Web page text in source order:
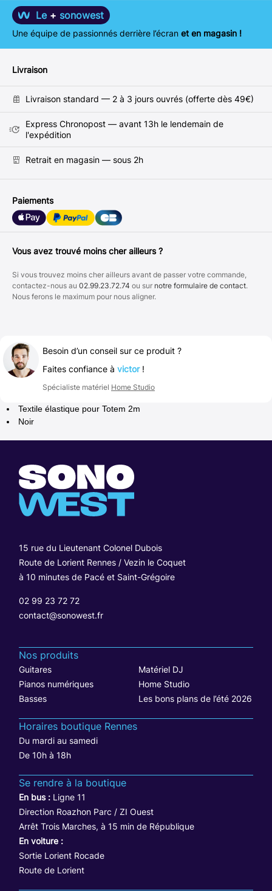
Le + sonowest
Une équipe de passionnés derrière l’écran et en magasin !
Livraison
Livraison standard — 2 à 3 jours ouvrés (offerte dès 49€)
Express Chronopost — avant 13h le lendemain de
l'expédition
Retrait en magasin — sous 2h
Paiements
Vous avez trouvé moins cher ailleurs ?
Si vous trouvez moins cher ailleurs avant de passer votre commande,
contactez-nous au 02.99.23.72.74 ou sur notre formulaire de contact.
Nous ferons le maximum pour nous aligner.
Besoin d’un conseil sur ce produit ?
Faites confiance à victor!
Spécialiste matériel Home Studio
Textile élastique pour Totem 2m
Noir
15 rue du Lieutenant Colonel Dubois
Route de Lorient Rennes / Vezin le Coquet
à 10 minutes de Pacé et Saint-Grégoire
02 99 23 72 72
contact@sonowest.fr
Nos produits
Guitares
Matériel DJ
Pianos numériques
Home Studio
Basses
Les bons plans de l’été 2026
Horaires boutique Rennes
Du mardi au samedi
De 10h à 18h
Se rendre à la boutique
En bus : Ligne 11
Direction Roazhon Parc / ZI Ouest
Arrêt Trois Marches, à 15 min de République
En voiture :
Sortie Lorient Rocade
Route de Lorient